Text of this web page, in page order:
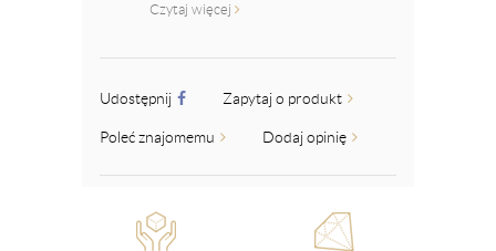
Czytaj więcej
Udostępnij Zapytaj o produkt
Poleć znajomemu Dodaj opinię